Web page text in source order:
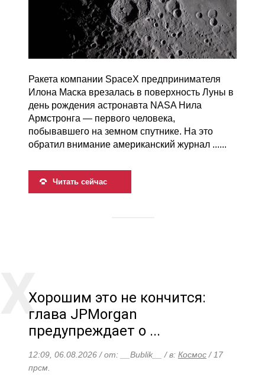
Ракета компании SpaceX предпринимателя
Илона Маска врезалась в поверхность Луны в
день рождения астронавта NASA Нила
Армстронга — первого человека,
побывавшего на земном спутнике. На это
обратил внимание американский журнал ......
Читать сейчас
Хорошим это не кончится:
глава JPMorgan
предупреждает о ...
12:09, 06.08.2026 / от: __Bublik__ / в: Космос / 17
прсм.